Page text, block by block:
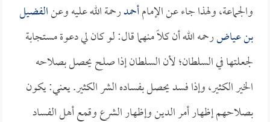
والجماعة، ولهذا جاء عن الإمامأحمدرحمة الله عليه وعنالفضيل
بن عياضرحمه الله أن كلاً منهما قال: لو كان لي دعوة مستجابة
لجعلتها في السلطان؛ لأن السلطان إذا صلح يحصل بصلاحه
الخير الكثير، وإذا فسد يحصل بفساده الشر الكثير. يعني: يكون
بصلاحهم إظهار أمر الدين وإظهار الشرع وقمع أهل الفساد